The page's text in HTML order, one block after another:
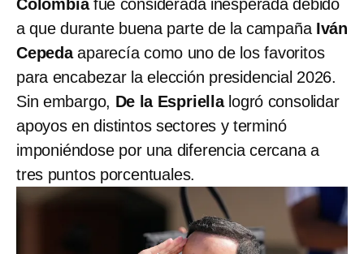
Colombiafue considerada inesperada debido
a que durante buena parte de la campañaIván
Cepedaaparecía como uno de los favoritos
para encabezar la elección presidencial 2026.
Sin embargo, De la Espriellalogró consolidar
apoyos en distintos sectores y terminó
imponiéndose por una diferencia cercana a
tres puntos porcentuales.